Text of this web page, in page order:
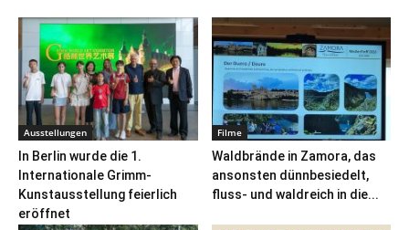
Ausstellungen
In Berlin wurde die 1.
Internationale Grimm-
Kunstausstellung feierlich
eröffnet
Filme
Waldbrände in Zamora, das
ansonsten dünnbesiedelt,
fluss- und waldreich in die...